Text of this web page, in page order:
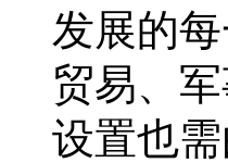
发展的
贸易、
设置也